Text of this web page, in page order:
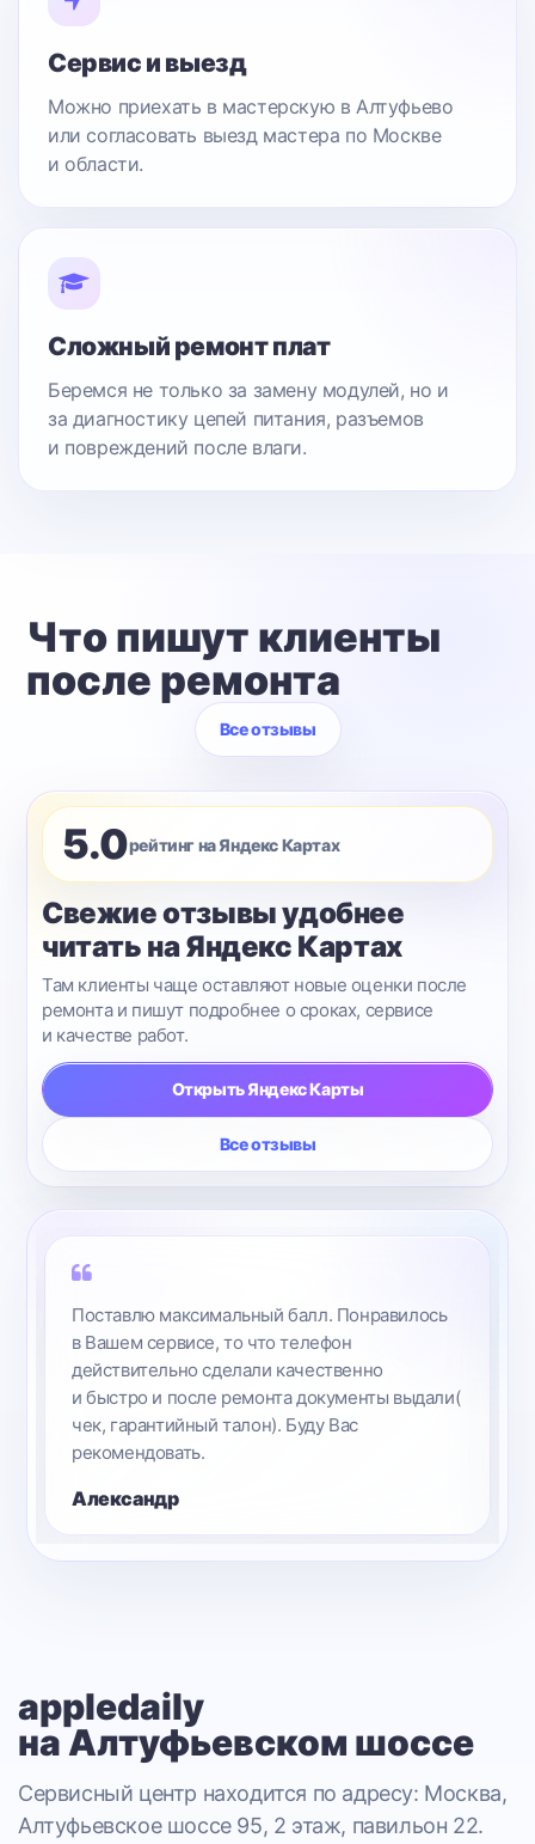
Сервис и выезд
Можно приехать в мастерскую в Алтуфьево
или согласовать выезд мастера по Москве
и области.
Сложный ремонт плат
Беремся не только за замену модулей, но и
за диагностику цепей питания, разъемов
и повреждений после влаги.
Что пишут клиенты
после ремонта
Все отзывы
5.0рейтинг на Яндекс Картах
Свежие отзывы удобнее
читать на Яндекс Картах
Там клиенты чаще оставляют новые оценки после
ремонта и пишут подробнее о сроках, сервисе
и качестве работ.
Открыть Яндекс Карты
Все отзывы
Поставлю максимальный балл. Понравилось
в Вашем сервисе, то что телефон
действительно сделали качественно
и быстро и после ремонта документы выдали(
чек, гарантийный талон). Буду Вас
рекомендовать.
Александр
appledaily
на Алтуфьевском шоссе
Сервисный центр находится по адресу: Москва,
Алтуфьевское шоссе 95, 2 этаж, павильон 22.